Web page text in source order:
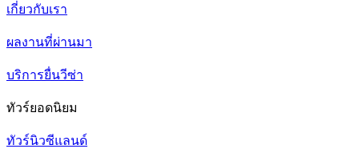
เกี่ยวกับเรา
ผลงานที่ผ่านมา
บริการยื่นวีซ่า
ทัวร์ยอดนิยม
ทัวร์นิวซีแลนด์